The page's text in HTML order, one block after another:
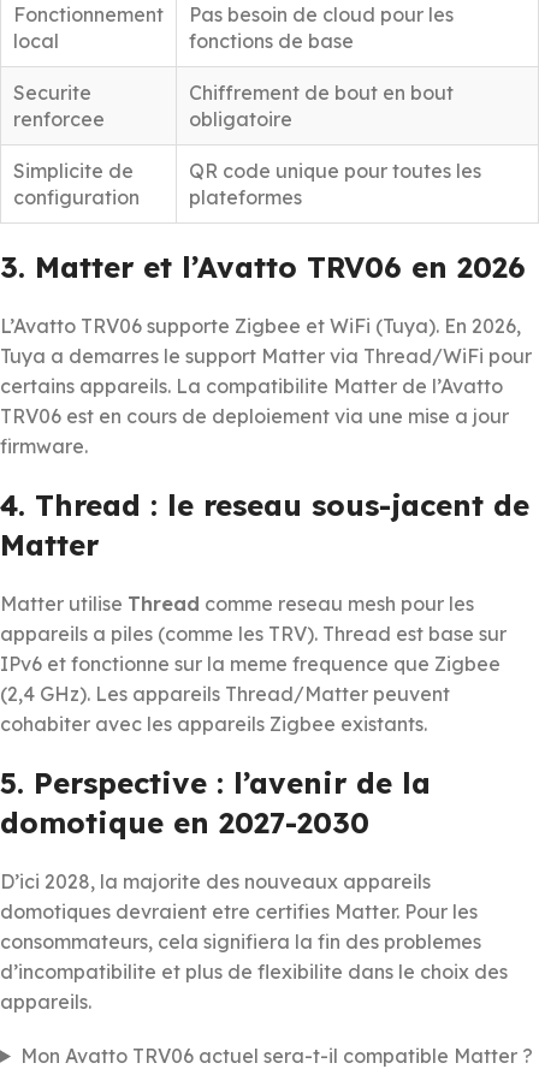
Fonctionnement
local
Pas besoin de cloud pour les
fonctions de base
Securite
renforcee
Chiffrement de bout en bout
obligatoire
Simplicite de
configuration
QR code unique pour toutes les
plateformes
3. Matter et l’Avatto TRV06 en 2026
L’Avatto TRV06 supporte Zigbee et WiFi (Tuya). En 2026,
Tuya a demarres le support Matter via Thread/WiFi pour
certains appareils. La compatibilite Matter de l’Avatto
TRV06 est en cours de deploiement via une mise a jour
firmware.
4. Thread : le reseau sous-jacent de
Matter
Matter utilise Thread comme reseau mesh pour les
appareils a piles (comme les TRV). Thread est base sur
IPv6 et fonctionne sur la meme frequence que Zigbee
(2,4 GHz). Les appareils Thread/Matter peuvent
cohabiter avec les appareils Zigbee existants.
5. Perspective : l’avenir de la
domotique en 2027-2030
D’ici 2028, la majorite des nouveaux appareils
domotiques devraient etre certifies Matter. Pour les
consommateurs, cela signifiera la fin des problemes
d’incompatibilite et plus de flexibilite dans le choix des
appareils.
Mon Avatto TRV06 actuel sera-t-il compatible Matter ?